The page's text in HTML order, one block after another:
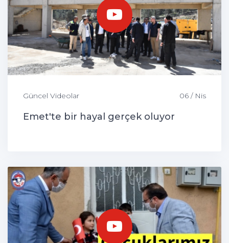
Güncel Videolar 06 / Nis
Emet'te bir hayal gerçek oluyor